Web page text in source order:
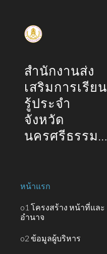
สำนักงานส่ง
เสริมการเรียน
รู้ประจำ
จังหวัด
นครศรีธรรมราช
หน้าแรก
o1 โครงสร้าง หน้าที่และ
อำนาจ
o2 ข้อมูลผู้บริหาร